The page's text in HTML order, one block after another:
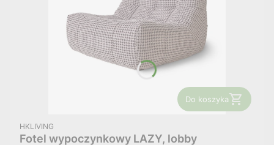
Do koszyka
PRODUCENT
HKLIVING
Fotel wypoczynkowy LAZY, lobby